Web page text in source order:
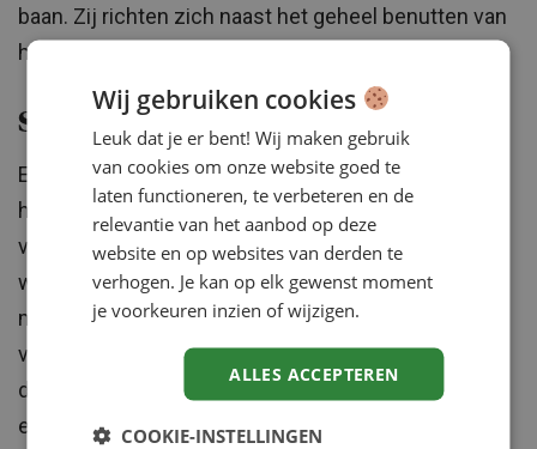
baan. Zij richten zich naast het geheel benutten van
het eigen netwerk vooral op vacaturesites.
Steeds meer selfservice
Een interessante trend is dat het zelf uploaden van
het CV in een kandidatenbestand van een
vacaturesite (plaats 6) steeds meer aan populariteit
wint. Technologie vervult hierdoor in toenemende
mate een rol in het matchen van kandidaten aan
vacatures. Dit verkleint het belang van de recruiter
die alle Cv’s en brieven doorneemt en wordt de
effectiviteit van matchtechnologie steeds groter.
Wij gebruiken cookies
Leuk dat je er bent! Wij maken gebruik
van cookies om onze website goed te
laten functioneren, te verbeteren en de
relevantie van het aanbod op deze
website en op websites van derden te
verhogen. Je kan op elk gewenst moment
je voorkeuren inzien of wijzigen.
ALLES ACCEPTEREN
COOKIE-INSTELLINGEN